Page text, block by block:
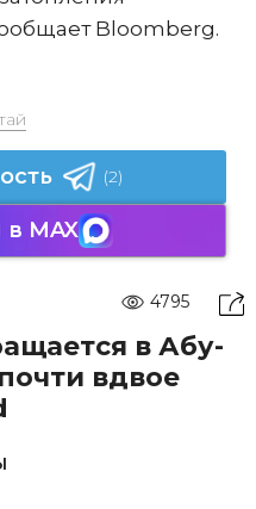
Bloomberg.
(2)
MAX
4795
в Абу-
вдвое